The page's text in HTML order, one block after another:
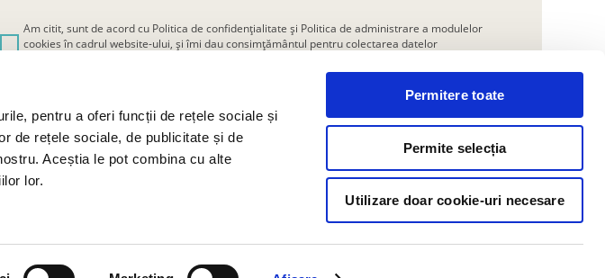
pentru a oferi funcții de rețele sociale și
de rețele sociale, de publicitate și de
Aceștia le pot combina cu alte
lor.
Permitere toate
Permite selecția
Utilizare doar cookie-uri necesare
Am citit, sunt de acord cu Politica de confidențialitate și Politica de administrare a modulelor
cookiesîn cadrul website-ului, și îmi dau consimțământul pentru colectarea datelor
Trimite